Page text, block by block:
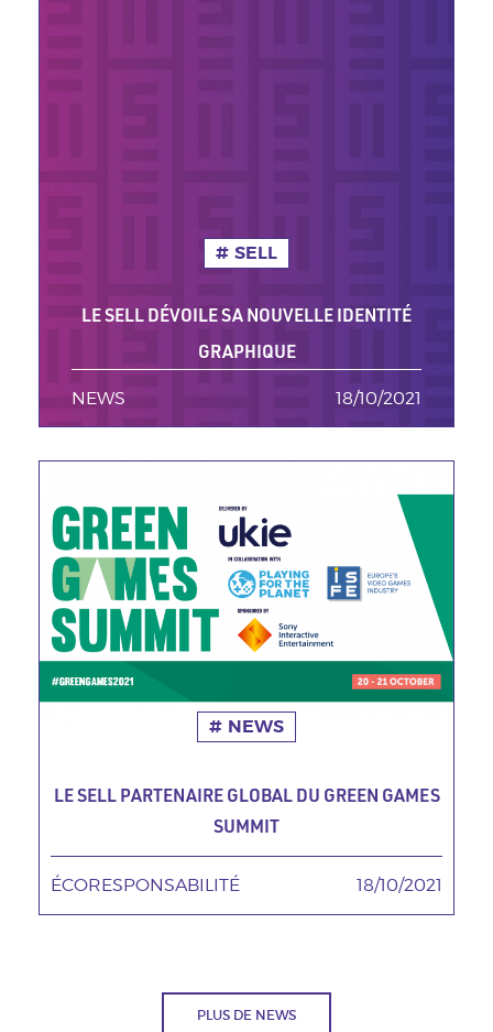
SELL
LE SELL DÉVOILE SA NOUVELLE IDENTITÉ
GRAPHIQUE
TAGS MINEURES
NEWS Date
18/10/2021
NEWS
LE SELL PARTENAIRE GLOBAL DU GREEN GAMES
SUMMIT
TAGS MINEURES
ÉCORESPONSABILITÉ Date
18/10/2021
PLUS DE NEWS